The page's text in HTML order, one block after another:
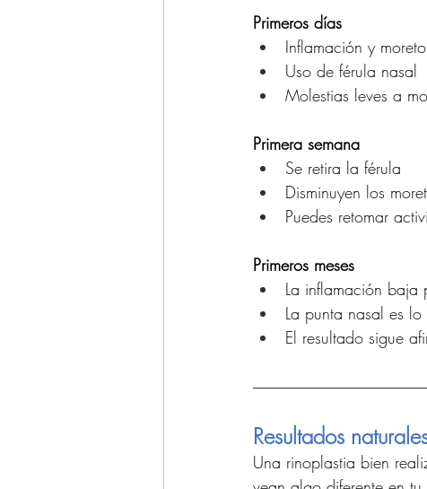
Primeros días
Inflamación y
Uso de férula nasal
Molestias leves a
Primera semana
Se retira la férula
Disminuyen los
Puedes retomar
Primeros meses
La inflamación baja
La punta nasal es
El resultado sigue
Resultados
Una rinoplastia bien